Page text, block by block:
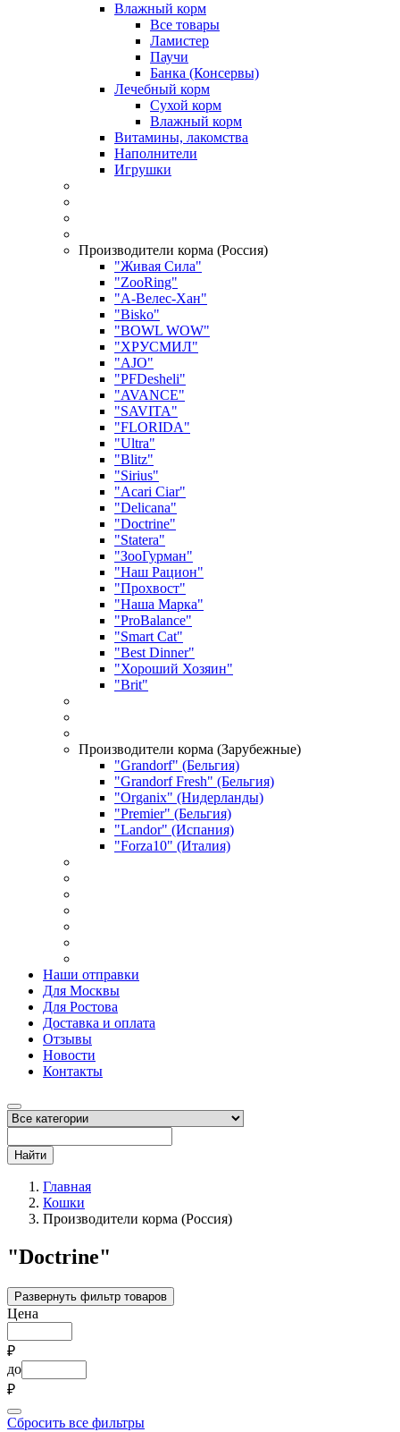
Влажный корм
Все товары
Ламистер
Паучи
Банка (Консервы)
Лечебный корм
Сухой корм
Влажный корм
Витамины, лакомства
Наполнители
Игрушки
Производители корма (Россия)
"Живая Сила"
"ZooRing"
"А-Велес-Хан"
"Bisko"
"BOWL WOW"
"ХРУСМИЛ"
"AJO"
"PFDesheli"
"AVANCE"
"SAVITA"
"FLORIDA"
"Ultra"
"Blitz"
"Sirius"
"Acari Ciar"
"Delicana"
"Doctrine"
"Statera"
"ЗооГурман"
"Наш Рацион"
"Прохвост"
"Наша Марка"
"ProBalance"
"Smart Cat"
"Best Dinner"
"Хороший Хозяин"
"Brit"
Производители корма (Зарубежные)
"Grandorf" (Бельгия)
"Grandorf Fresh" (Бельгия)
"Organix" (Нидерланды)
"Premier" (Бельгия)
"Landor" (Испания)
"Forza10" (Италия)
Наши отправки
Для Москвы
Для Ростова
Доставка и оплата
Отзывы
Новости
Контакты
Найти
Главная
Кошки
Производители корма (Россия)
"Doctrine"
Развернуть фильтр товаров
Цена
₽
до
₽
Сбросить все фильтры